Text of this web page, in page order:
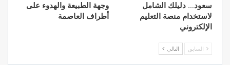
سعود… دليلك الشامل
لاستخدام منصة التعليم
الإلكتروني
وجهة الطبيعة والهدوء على
أطراف العاصمة
السابق التالي